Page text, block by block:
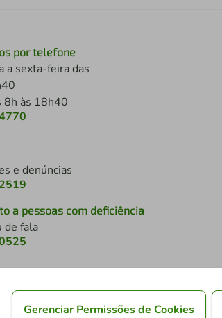
por telefone
a sexta-feira das
8h às 18h40
e denúncias
a pessoas com deficiência
de fala
Gerenciar Permissões de Cookies